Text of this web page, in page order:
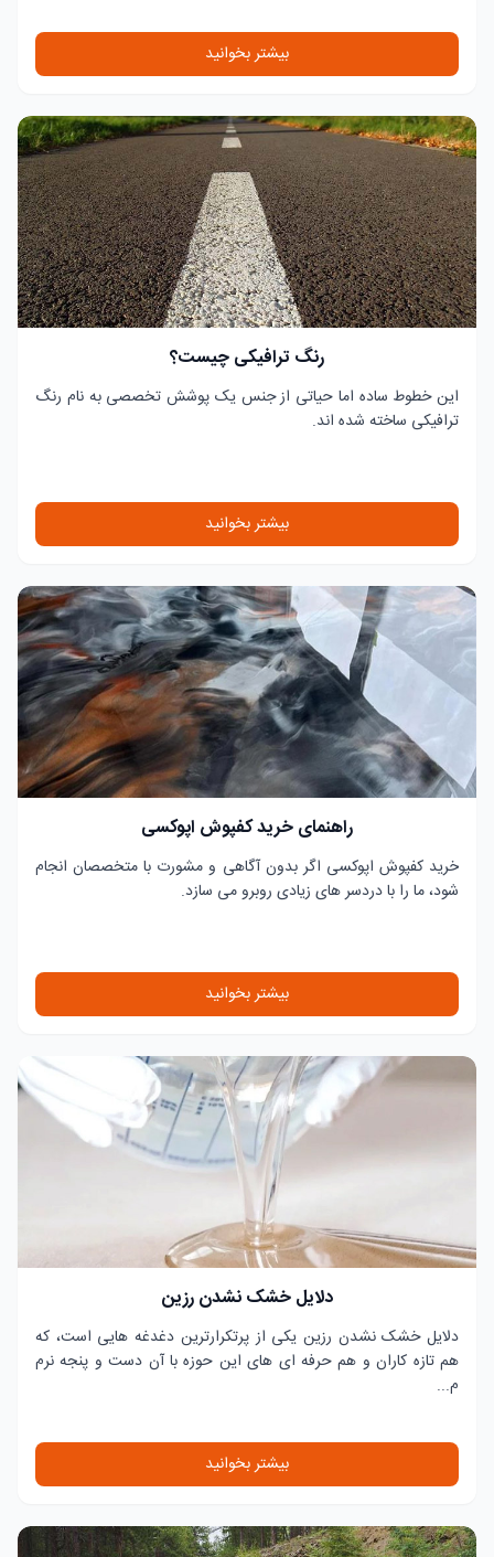
بیشتر بخوانید
رنگ ترافیکی چیست؟
این خطوط ساده اما حیاتی از جنس یک پوشش تخصصی به نام رنگ
ترافیکی ساخته شده اند.
بیشتر بخوانید
راهنمای خرید کفپوش اپوکسی
خرید کفپوش اپوکسی اگر بدون آگاهی و مشورت با متخصصان انجام
شود، ما را با دردسر های زیادی روبرو می سازد.
بیشتر بخوانید
دلایل خشک نشدن رزین
دلایل خشک نشدن رزین یکی از پرتکرارترین دغدغه هایی است، که
هم تازه کاران و هم حرفه ای های این حوزه با آن دست و پنجه نرم
م...
بیشتر بخوانید